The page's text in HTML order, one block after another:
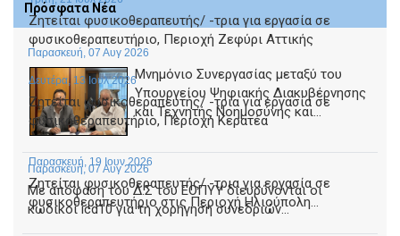
Ζητείται φυσικοθεραπευτής/ -τρια για εργασία σε
φυσικοθεραπευτήριο, Περιοχή Ζεφύρι Αττικής
Δευτέρα, 13 Ιουλ 2026
Ζητείται φυσικοθεραπευτής/ -τρια για εργασία σε
φυσικοθεραπευτήριο, Περιοχή Κερατέα
Παρασκευή, 19 Ιουν 2026
Ζητείται φυσικοθεραπευτής/ -τρια για εργασία σε
φυσικοθεραπευτήριο στις Περιοχή Ηλιούπολη...
Πρόσφατα Νέα
Παρασκευή, 07 Αυγ 2026
Μνημόνιο Συνεργασίας μεταξύ του
Υπουργείου Ψηφιακής Διακυβέρνησης
και Τεχνητής Νοημοσύνης και...
Παρασκευή, 07 Αυγ 2026
Με απόφαση του Δ.Σ του ΕΟΠΥΥ διευρύνονται οι
κωδικοί icd10 για τη χορήγηση συνεδριών...